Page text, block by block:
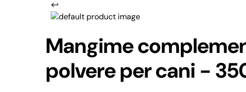
Mangime
polvere per cani -